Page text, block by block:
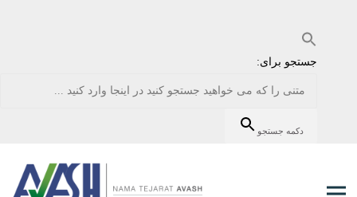
جستجو برای:
دکمه جستجو